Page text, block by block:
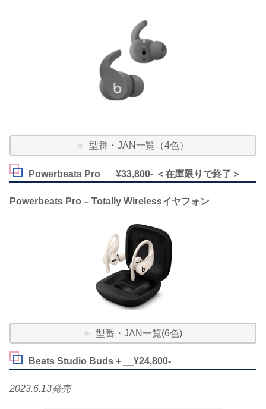
型番・JAN一覧（4色）
Powerbeats Pro __ ¥33,800- ＜在庫限りで終了＞
Powerbeats Pro – Totally Wirelessイヤフォン
型番・JAN一覧(6色)
Beats Studio Buds＋__¥24,800-
2023.6.13発売